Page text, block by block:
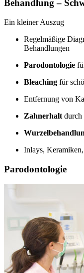
Behandlung –
Ein kleiner Auszug
Regelmäßige
Behandlungen
Parodontologie
Bleaching für
Entfernung von
Zahnerhalt durch
Inlays,
Parodontologie